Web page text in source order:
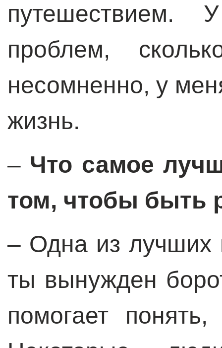
проблем,
несомненно, у
жизнь.
– Что самое
том, чтобы быть
– Одна из лучших
ты вынужден
помогает